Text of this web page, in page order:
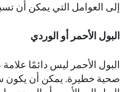
إلى العوامل التي يمكن أن
البول الأحمر أو الوردي
البول الأحمر ليس دائمًا
صحية خطيرة. يمكن أن يكون